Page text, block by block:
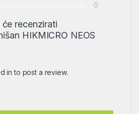
0
recenzirati
HIKMICRO NEOS
in to post a review.